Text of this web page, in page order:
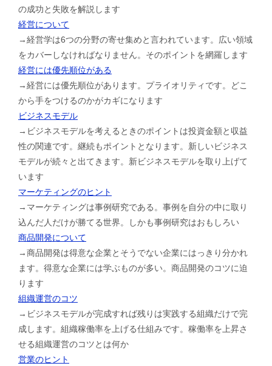
の成功と失敗を解説します
経営について
→経営学は6つの分野の寄せ集めと言われています。広い領域
をカバーしなければなりません。そのポイントを網羅します
経営には優先順位がある
→経営には優先順位があります。プライオリティです。どこ
から手をつけるのかがカギになります
ビジネスモデル
→ビジネスモデルを考えるときのポイントは投資金額と収益
性の関連です。継続もポイントとなります。新しいビジネス
モデルが続々と出てきます。新ビジネスモデルを取り上げて
います
マーケティングのヒント
→マーケティングは事例研究である。事例を自分の中に取り
込んだ人だけが勝てる世界。しかも事例研究はおもしろい
商品開発について
→商品開発は得意な企業とそうでない企業にはっきり分かれ
ます。得意な企業には学ぶものが多い。商品開発のコツに迫
ります
組織運営のコツ
→ビジネスモデルが完成すれば残りは実践する組織だけで完
成します。組織稼働率を上げる仕組みです。稼働率を上昇さ
せる組織運営のコツとは何か
営業のヒント